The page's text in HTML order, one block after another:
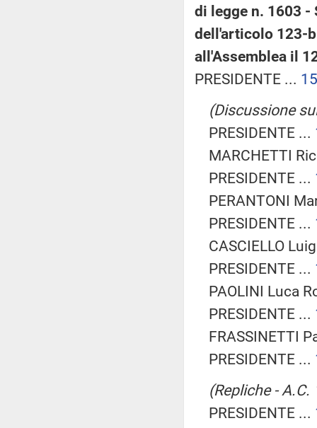
di legge n. 1603 -
dell'articolo 123-
all'Assemblea il
PRESIDENTE ...
(Discussione
PRESIDENTE ...
MARCHETTI
PRESIDENTE ...
PERANTONI
PRESIDENTE ...
CASCIELLO
PRESIDENTE ...
PAOLINI Luca
PRESIDENTE ...
FRASSINETTI
PRESIDENTE ...
(Repliche - A.C.
PRESIDENTE ...